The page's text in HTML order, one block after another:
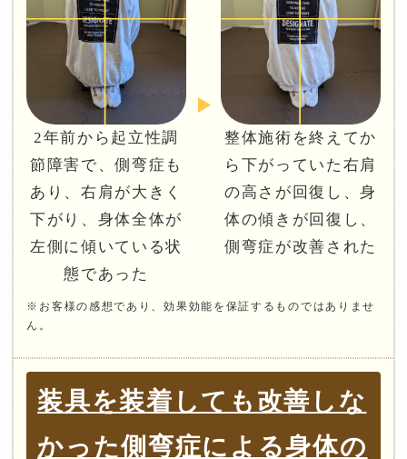
2年前から起立性調
節障害で、側弯症も
あり、右肩が大きく
下がり、身体全体が
左側に傾いている状
態であった
整体施術を終えてか
ら下がっていた右肩
の高さが回復し、身
体の傾きが回復し、
側弯症が改善された
※お客様の感想であり、効果効能を保証するものではありませ
ん。
装具を装着しても改善しな
かった側弯症による身体の